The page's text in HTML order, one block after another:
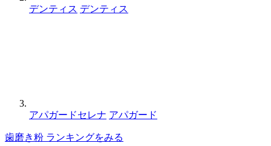
デンティス デンティス
アパガードセレナ アパガード
歯磨き粉 ランキングをみる